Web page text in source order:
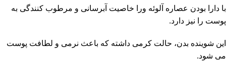
با دارا بودن عصاره آلوئه ورا خاصیت آبرسانی و مرطوب کنندگی به
پوست را نیز دارد.
این شوینده بدن، حالت کرمی داشته که باعث نرمی و لطافت پوست
می شود.